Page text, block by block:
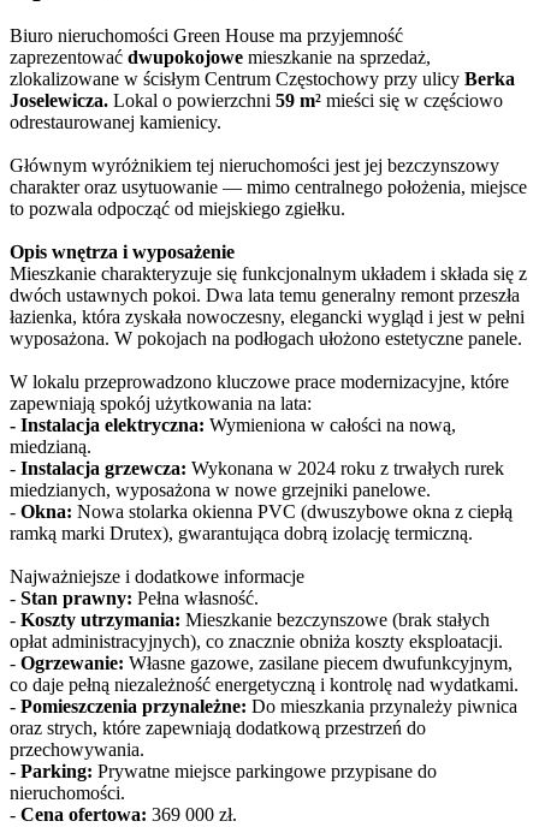
Biuro nieruchomości Green House ma przyjemność
zaprezentować dwupokojowe mieszkanie na sprzedaż,
zlokalizowane w ścisłym Centrum Częstochowy przy ulicy Berka
Joselewicza. Lokal o powierzchni 59 m² mieści się w częściowo
odrestaurowanej kamienicy.
Głównym wyróżnikiem tej nieruchomości jest jej bezczynszowy
charakter oraz usytuowanie — mimo centralnego położenia, miejsce
to pozwala odpocząć od miejskiego zgiełku.
Opis wnętrza i wyposażenie
Mieszkanie charakteryzuje się funkcjonalnym układem i składa się z
dwóch ustawnych pokoi. Dwa lata temu generalny remont przeszła
łazienka, która zyskała nowoczesny, elegancki wygląd i jest w pełni
wyposażona. W pokojach na podłogach ułożono estetyczne panele.
W lokalu przeprowadzono kluczowe prace modernizacyjne, które
zapewniają spokój użytkowania na lata:
- Instalacja elektryczna: Wymieniona w całości na nową,
miedzianą.
- Instalacja grzewcza: Wykonana w 2024 roku z trwałych rurek
miedzianych, wyposażona w nowe grzejniki panelowe.
- Okna: Nowa stolarka okienna PVC (dwuszybowe okna z ciepłą
ramką marki Drutex), gwarantująca dobrą izolację termiczną.
Najważniejsze i dodatkowe informacje
- Stan prawny: Pełna własność.
- Koszty utrzymania: Mieszkanie bezczynszowe (brak stałych
opłat administracyjnych), co znacznie obniża koszty eksploatacji.
- Ogrzewanie: Własne gazowe, zasilane piecem dwufunkcyjnym,
co daje pełną niezależność energetyczną i kontrolę nad wydatkami.
- Pomieszczenia przynależne: Do mieszkania przynależy piwnica
oraz strych, które zapewniają dodatkową przestrzeń do
przechowywania.
- Parking: Prywatne miejsce parkingowe przypisane do
nieruchomości.
- Cena ofertowa: 369 000 zł.